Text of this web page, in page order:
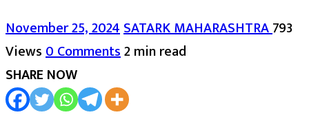
November 25, 2024SATARK MAHARASHTRA793
Views0 Comments2 min read
SHARE NOW